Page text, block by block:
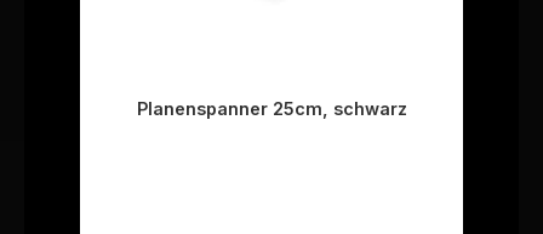
Planenspanner 25cm, schwarz